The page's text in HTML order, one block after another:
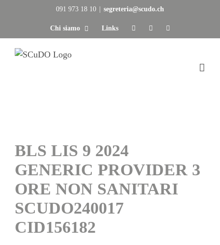
091 973 18 10 segreteria@scudo.ch
Chi siamo Links
BLS LIS 9 2024
GENERIC PROVIDER 3
ORE NON SANITARI
SCUDO240017
CID156182